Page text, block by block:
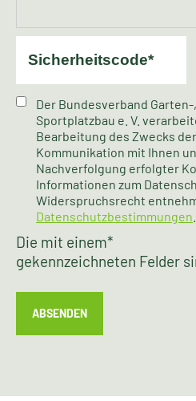
Der Bundesverband
Sportplatzbau e. V.
Bearbeitung des Zwecks
Kommunikation mit Ihnen
Nachverfolgung erfolgter
Informationen zum
Widerspruchsrecht
Datenschutzbestimmungen
Die mit einem*
gekennzeichneten Felder
ABSENDEN